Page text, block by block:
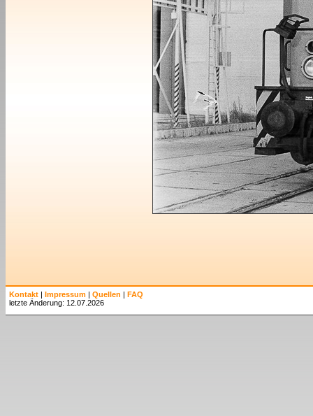
Kontakt | Impressum | Quellen | FAQ
letzte Änderung: 12.07.2026